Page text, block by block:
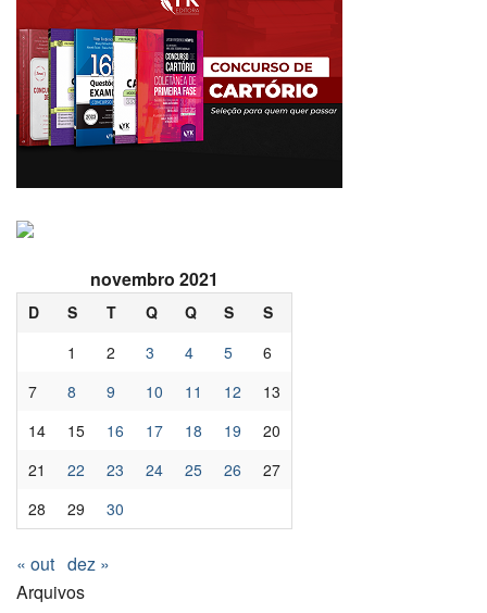
novembro 2021
D S T Q Q S
S
1
2 3 4 5
6
7
8 9 10 11 12
13
14
15 16 17 18 19
20
21
22 23 24 25 26
27
28
29 30
« out dez »
Arquivos